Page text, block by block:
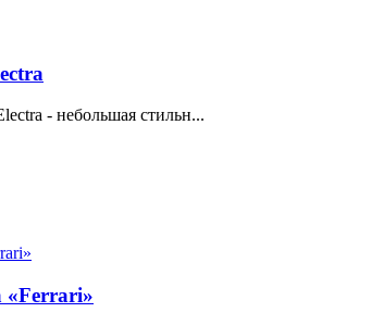
- небольшая стильн...
«Ferrari»